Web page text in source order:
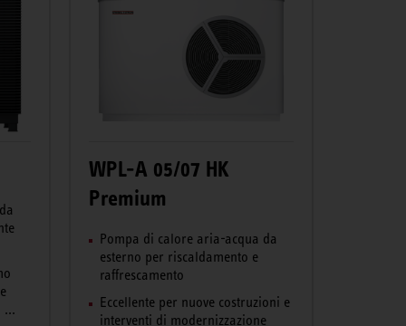
...
WPL-A 05/07 HK
Premium
Pompa di calore aria-acqua da
esterno per riscaldamento e
raffrescamento
Eccellente per nuove costruzioni e
interventi di modernizzazione